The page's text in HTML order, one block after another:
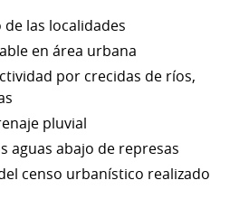
las localidades
en área urbana
por crecidas de ríos,
pluvial
aguas abajo de represas
censo urbanístico realizado